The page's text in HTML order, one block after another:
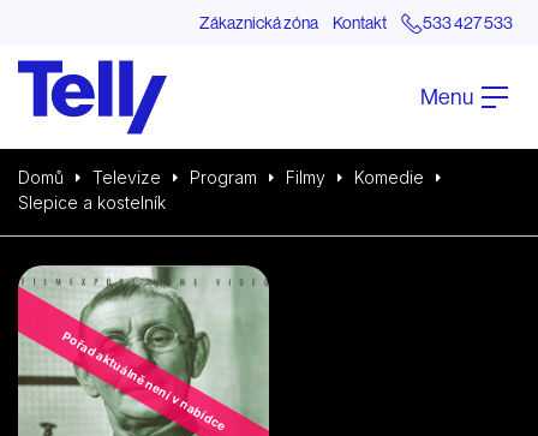
Zákaznická zóna Kontakt 533 427 533
Menu
Domů Televize Program Filmy
Komedie
Slepice a kostelník
Pořad aktuálně není v nabídce